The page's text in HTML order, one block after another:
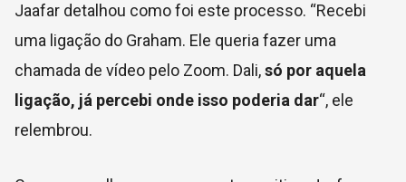
Jaafar detalhou como foi este processo. “Recebi
uma ligação do Graham. Ele queria fazer uma
chamada de vídeo pelo Zoom. Dali,só por aquela
ligação, já percebi onde isso poderia dar“, ele
relembrou.